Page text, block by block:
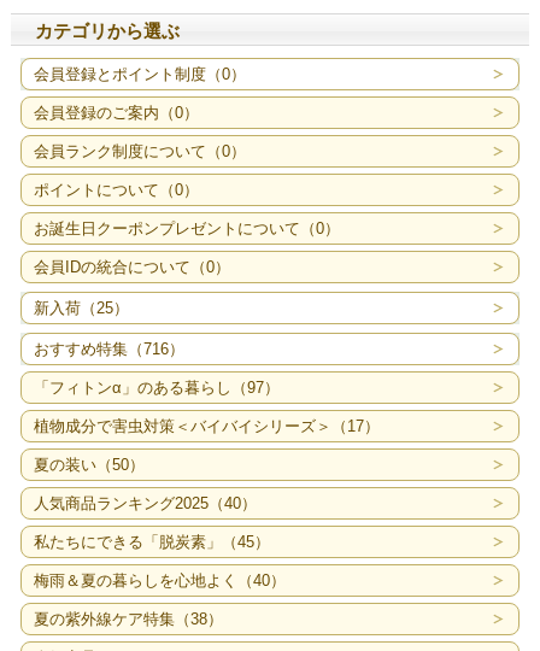
カテゴリから選ぶ
会員登録とポイント制度（0）
会員登録のご案内（0）
会員ランク制度について（0）
ポイントについて（0）
お誕生日クーポンプレゼントについて（0）
会員IDの統合について（0）
新入荷（25）
おすすめ特集（716）
「フィトンα」のある暮らし（97）
植物成分で害虫対策＜バイバイシリーズ＞（17）
夏の装い（50）
人気商品ランキング2025（40）
私たちにできる「脱炭素」（45）
梅雨＆夏の暮らしを心地よく（40）
夏の紫外線ケア特集（38）